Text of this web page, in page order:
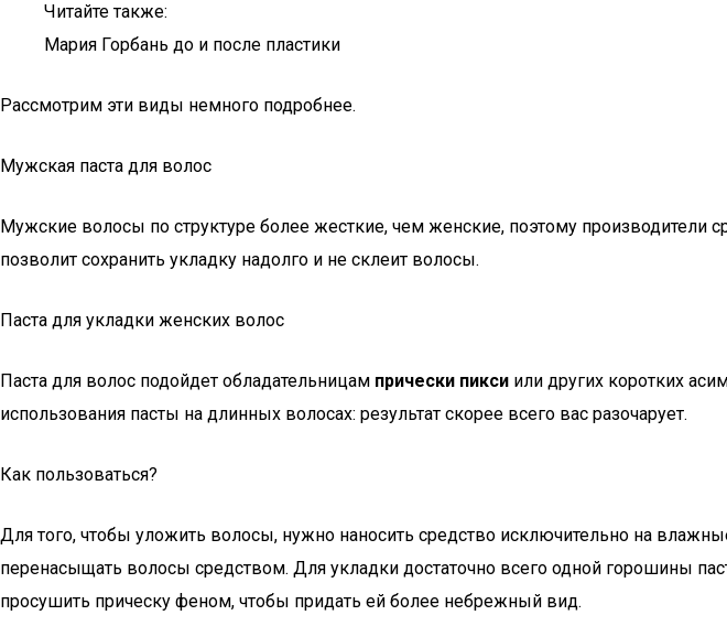
Читайте также:
Мария Горбань до и после пластики
Рассмотрим эти виды немного подробнее.
Мужская паста для волос
Мужские волосы по структуре более жесткие, чем женские, поэтому производители
позволит сохранить укладку надолго и не склеит волосы.
Паста для укладки женских волос
Паста для волос подойдет обладательницам прически пикси или других коротких
использования пасты на длинных волосах: результат скорее всего вас разочарует.
Как пользоваться?
Для того, чтобы уложить волосы, нужно наносить средство исключительно на
перенасыщать волосы средством. Для укладки достаточно всего одной горошины
просушить прическу феном, чтобы придать ей более небрежный вид.